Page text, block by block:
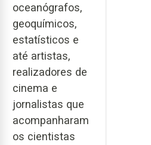
oceanógrafos,
geoquímicos,
estatísticos e
até artistas,
realizadores de
cinema e
jornalistas que
acompanharam
os cientistas